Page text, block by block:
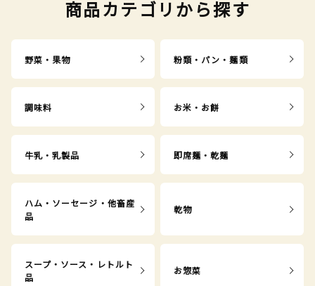
商品カテゴリから探す
野菜・果物 粉類・パン・麺類
調味料 お米・お餅
牛乳・乳製品 即席麺・乾麺
ハム・ソーセージ・他畜産
品
乾物
スープ・ソース・レトルト
品
お惣菜